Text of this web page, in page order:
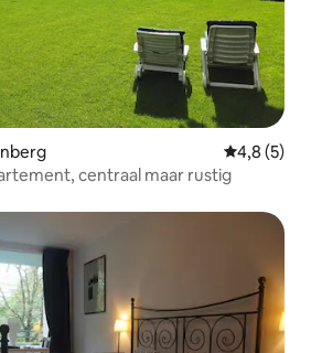
4,8 (5)
centraal maar rustig